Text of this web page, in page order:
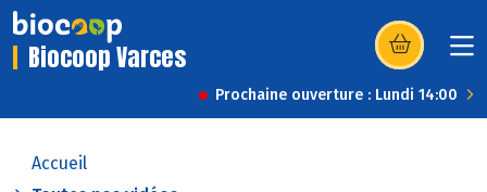
Biocoop Varces (s’ouvre dans
Prochaine ouverture : Lundi 14:00
Accueil